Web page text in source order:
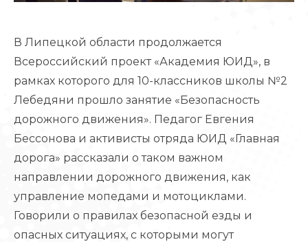
В Липецкой области продолжается
Всероссийский проект «Академия ЮИД», в
рамках которого для 10-классников школы №2
Лебедяни прошло занятие «Безопасность
дорожного движения». Педагог Евгения
Бессонова и активисты отряда ЮИД «Главная
дорога» рассказали о таком важном
направлении дорожного движения, как
управление мопедами и мотоциклами.
Говорили о правилах безопасной езды и
опасных ситуациях, с которыми могут